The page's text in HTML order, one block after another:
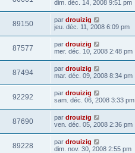
dim. déc. 14, 2008 9:51 pm
89150 par drouizig
jeu. déc. 11, 2008 6:09 pm
87577 par drouizig
mer. déc. 10, 2008 2:48 pm
87494 par drouizig
mar. déc. 09, 2008 8:34 pm
92292 par drouizig
sam. déc. 06, 2008 3:33 pm
87690 par drouizig
ven. déc. 05, 2008 2:36 pm
89228 par drouizig
dim. nov. 30, 2008 2:55 pm